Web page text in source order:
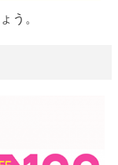
う。